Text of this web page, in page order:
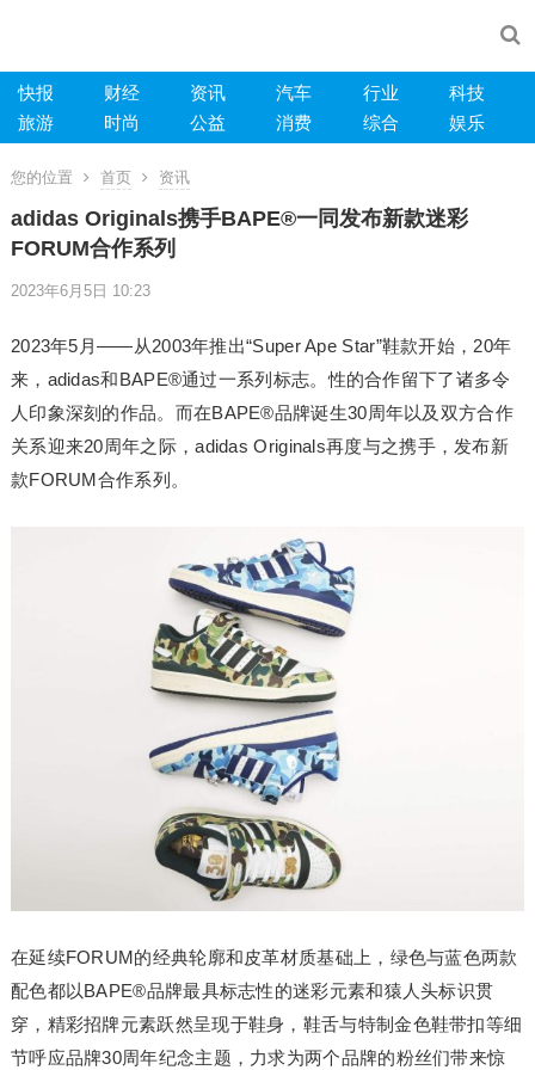
快报 财经 资讯 汽车 行业
科技
旅游
时尚 公益 消费 综合 娱乐
您的位置 首页 资讯
adidas Originals携手BAPE®一同发布新款迷彩
FORUM合作系列
2023年6月5日 10:23
2023年5月——从2003年推出“Super Ape Star”鞋款开始，20年
来，adidas和BAPE®通过一系列标志。性的合作留下了诸多令
人印象深刻的作品。而在BAPE®品牌诞生30周年以及双方合作
关系迎来20周年之际，adidas Originals再度与之携手，发布新
款FORUM合作系列。
在延续FORUM的经典轮廓和皮革材质基础上，绿色与蓝色两款
配色都以BAPE®品牌最具标志性的迷彩元素和猿人头标识贯
穿，精彩招牌元素跃然呈现于鞋身，鞋舌与特制金色鞋带扣等细
节呼应品牌30周年纪念主题，力求为两个品牌的粉丝们带来惊